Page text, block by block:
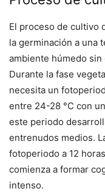
El proceso de cultivo
la germinación a una
ambiente húmedo sin
Durante la fase
necesita un
entre 24-28 °C con
este periodo
entrenudos medios.
fotoperiodo a 12
comienza a formar
intenso.